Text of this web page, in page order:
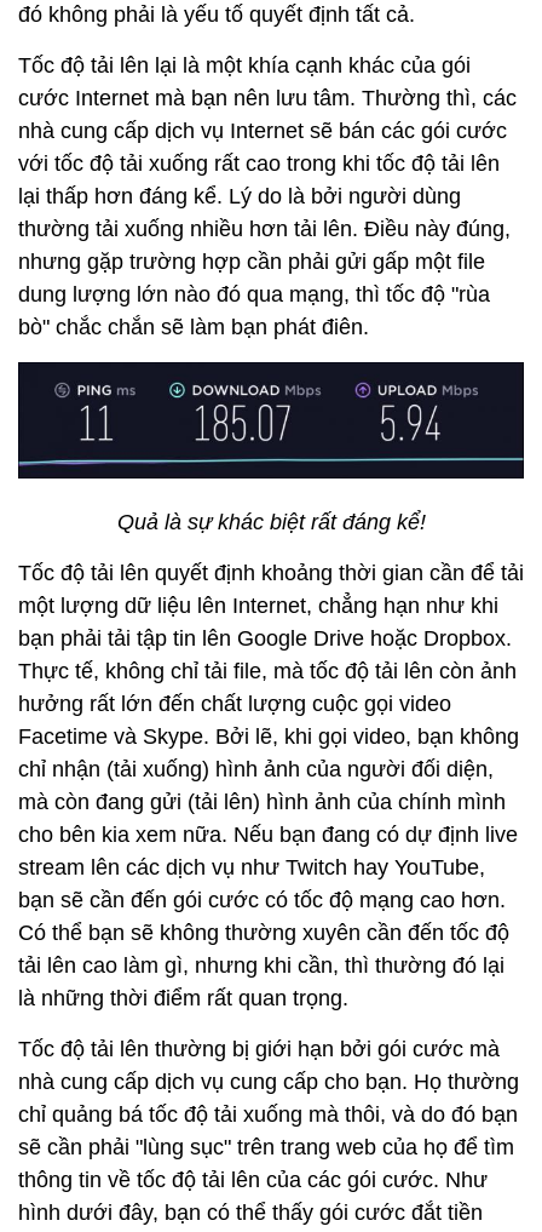
đó không phải là yếu tố quyết định tất cả.
Tốc độ tải lên lại là một khía cạnh khác của gói
cước Internet mà bạn nên lưu tâm. Thường thì, các
nhà cung cấp dịch vụ Internet sẽ bán các gói cước
với tốc độ tải xuống rất cao trong khi tốc độ tải lên
lại thấp hơn đáng kể. Lý do là bởi người dùng
thường tải xuống nhiều hơn tải lên. Điều này đúng,
nhưng gặp trường hợp cần phải gửi gấp một file
dung lượng lớn nào đó qua mạng, thì tốc độ "rùa
bò" chắc chắn sẽ làm bạn phát điên.
Quả là sự khác biệt rất đáng kể!
Tốc độ tải lên quyết định khoảng thời gian cần để tải
một lượng dữ liệu lên Internet, chẳng hạn như khi
bạn phải tải tập tin lên Google Drive hoặc Dropbox.
Thực tế, không chỉ tải file, mà tốc độ tải lên còn ảnh
hưởng rất lớn đến chất lượng cuộc gọi video
Facetime và Skype. Bởi lẽ, khi gọi video, bạn không
chỉ nhận (tải xuống) hình ảnh của người đối diện,
mà còn đang gửi (tải lên) hình ảnh của chính mình
cho bên kia xem nữa. Nếu bạn đang có dự định live
stream lên các dịch vụ như Twitch hay YouTube,
bạn sẽ cần đến gói cước có tốc độ mạng cao hơn.
Có thể bạn sẽ không thường xuyên cần đến tốc độ
tải lên cao làm gì, nhưng khi cần, thì thường đó lại
là những thời điểm rất quan trọng.
Tốc độ tải lên thường bị giới hạn bởi gói cước mà
nhà cung cấp dịch vụ cung cấp cho bạn. Họ thường
chỉ quảng bá tốc độ tải xuống mà thôi, và do đó bạn
sẽ cần phải "lùng sục" trên trang web của họ để tìm
thông tin về tốc độ tải lên của các gói cước. Như
hình dưới đây, bạn có thể thấy gói cước đắt tiền